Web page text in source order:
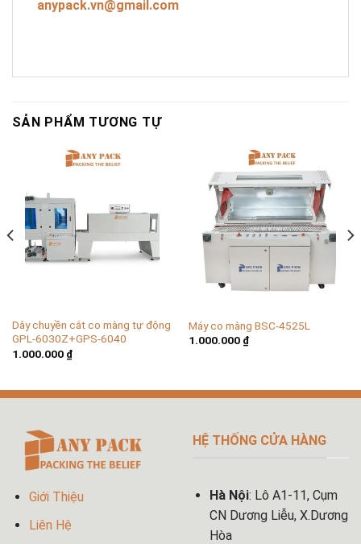
anypack.vn@gmail.com
SẢN PHẨM TƯƠNG TỰ
Dây chuyền cắt co màng tự động
GPL-6030Z+GPS-6040
1.000.000 ₫
Máy co màng BSC-4525L
1.000.000 ₫
Giới Thiệu
Liên Hệ
HỆ THỐNG CỬA HÀNG
Hà Nội: Lô A1-11, Cụm
CN Dương Liễu, X.Dương
Hòa